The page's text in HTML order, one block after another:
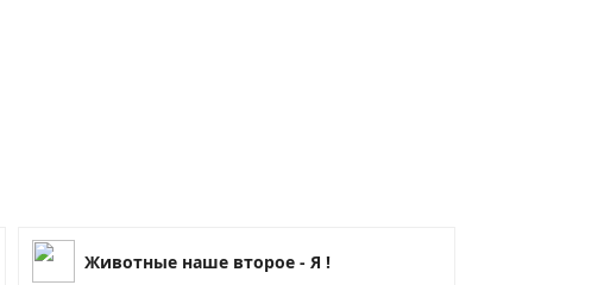
Животные наше второе - Я !